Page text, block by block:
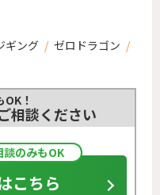
ギング / ゼロドラゴン /
OK！
相談ください
談のみもOK
こちら